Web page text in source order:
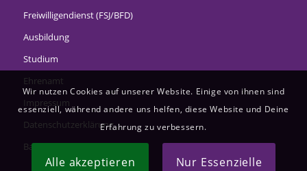
Freiwilligendienst (FSJ/BFD)
Ausbildung
Studium
Ehrenamt
Impressum
Datenschutzerklärung
Barrierefreiheitserklärung
Wir nutzen Cookies auf unserer Website. Einige von ihnen sind
essenziell, während andere uns helfen, diese Website und Deine
Erfahrung zu verbessern.
Alle akzeptieren Nur Essenzielle